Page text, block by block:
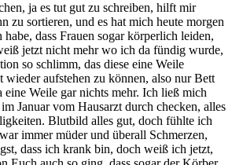
ja es tut gut zu schreiben, hilft mir
zu sortieren, und es hat mich heute morgen
habe, dass Frauen sogar körperlich leiden,
jetzt nicht mehr wo ich da fündig wurde,
so schlimm, das diese eine Weile
wieder aufstehen zu können, also nur Bett
eine Weile gar nichts mehr. Ich ließ mich
Januar vom Hausarzt durch checken, alles
Blutbild alles gut, doch fühlte ich
immer müder und überall Schmerzen,
dass ich krank bin, doch weiß ich jetzt,